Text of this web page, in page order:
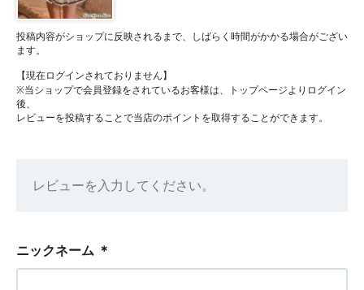
投稿内容がショップに反映されるまで、しばらく時間がかかる場合がござい
ます。
【現在ログインされておりません】
※当ショップで会員登録をされているお客様は、トップページよりログイン
後、
レビューを投稿することで当店のポイントを取得することができます。
レビューを入力してください。
ニックネーム ＊